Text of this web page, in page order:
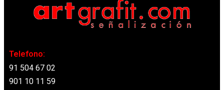
Telefono:
91 504 67 02
901 10 11 59